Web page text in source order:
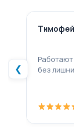
❮
Работают
без